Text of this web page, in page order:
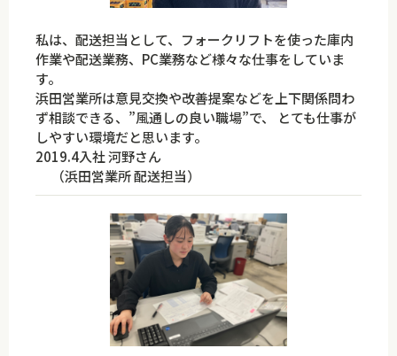
私は、配送担当として、フォークリフトを使った庫内
作業や配送業務、PC業務など様々な仕事をしていま
す。
浜田営業所は意見交換や改善提案などを上下関係問わ
ず相談できる、”風通しの良い職場”で、 とても仕事が
しやすい環境だと思います。
2019.4入社 河野さん
（浜田営業所 配送担当）